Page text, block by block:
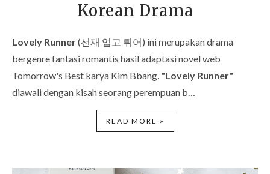
Korean Drama
Lovely Runner(선재 업고 튀어) ini merupakan drama
bergenre fantasi romantis hasil adaptasi novel web
Tomorrow's Best karya Kim Bbang. "Lovely Runner"
diawali dengan kisah seorang perempuan b…
READ MORE »